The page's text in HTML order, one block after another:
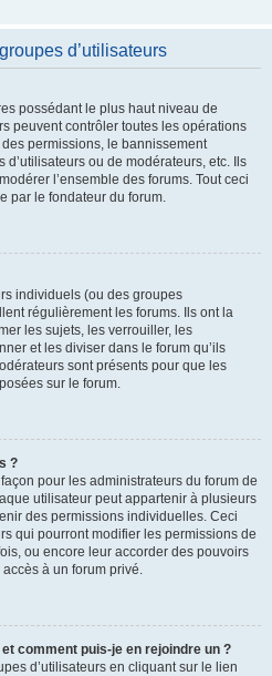
d’utilisateurs
possédant le plus haut niveau de
peuvent contrôler toutes les opérations
permissions, le bannissement
d’utilisateurs ou de modérateurs, etc. Ils
l’ensemble des forums. Tout ceci
par le fondateur du forum.
individuels (ou des groupes
régulièrement les forums. Ils ont la
les sujets, les verrouiller, les
et les diviser dans le forum qu’ils
sont présents pour que les
sur le forum.
?
pour les administrateurs du forum de
utilisateur peut appartenir à plusieurs
des permissions individuelles. Ceci
qui pourront modifier les permissions de
ou encore leur accorder des pouvoirs
à un forum privé.
comment puis-je en rejoindre un ?
d’utilisateurs en cliquant sur le lien